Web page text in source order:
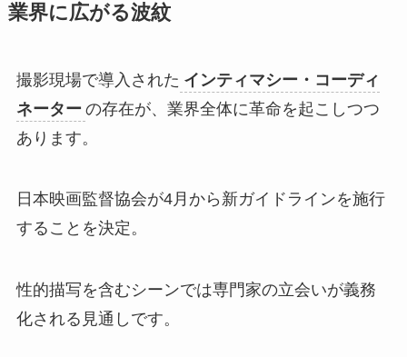
業界に広がる波紋
撮影現場で導入された インティマシー・コーディ
ネーター の存在が、業界全体に革命を起こしつつ
あります。
日本映画監督協会が4月から新ガイドラインを施行
することを決定。
性的描写を含むシーンでは専門家の立会いが義務
化される見通しです。